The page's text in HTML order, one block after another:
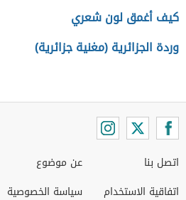
كيف أغمق لون شعري
وردة الجزائرية (مغنية جزائرية)
اتصل بنا
اتفاقية الاستخدام
عن موضوع
سياسة الخصوصية